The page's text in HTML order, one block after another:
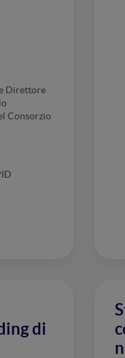
Direttore
Consorzio
di